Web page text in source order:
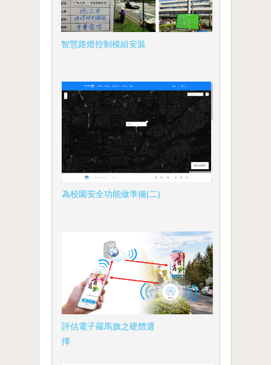
智慧路燈控制模組安裝
為校園安全功能做準備(二)
評估電子羅馬旗之硬體選
擇